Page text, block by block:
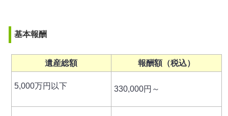
基本報酬
遺産総額 報酬額（税込）
5,000万円以下 330,000円～